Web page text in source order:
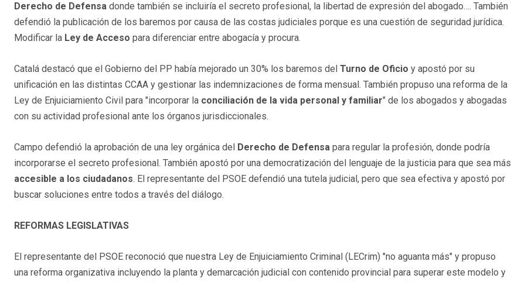
Derecho de Defensa donde también se incluiría el secreto profesional, la libertad de expresión del abogado…. También
defendió la publicación de los baremos por causa de las costas judiciales porque es una cuestión de seguridad jurídica.
Modificar la Ley de Acceso para diferenciar entre abogacía y procura.
Catalá destacó que el Gobierno del PP había mejorado un 30% los baremos del Turno de Oficio y apostó por su
unificación en las distintas CCAA y gestionar las indemnizaciones de forma mensual. También propuso una reforma de la
Ley de Enjuiciamiento Civil para "incorporar la conciliación de la vida personal y familiar" de los abogados y abogadas
con su actividad profesional ante los órganos jurisdiccionales.
Campo defendió la aprobación de una ley orgánica del Derecho de Defensa para regular la profesión, donde podría
incorporarse el secreto profesional. También apostó por una democratización del lenguaje de la justicia para que sea más
accesible a los ciudadanos. El representante del PSOE defendió una tutela judicial, pero que sea efectiva y apostó por
buscar soluciones entre todos a través del diálogo.
REFORMAS LEGISLATIVAS
El representante del PSOE reconoció que nuestra Ley de Enjuiciamiento Criminal (LECrim) "no aguanta más" y propuso
una reforma organizativa incluyendo la planta y demarcación judicial con contenido provincial para superar este modelo y